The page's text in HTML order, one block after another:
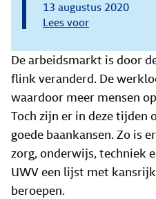
13 augustus 2020
Lees voor
De arbeidsmarkt is door
flink veranderd. De
waardoor meer mensen
Toch zijn er in deze tijden
goede baankansen. Zo is
zorg, onderwijs, techniek
UWV een lijst met
beroepen.